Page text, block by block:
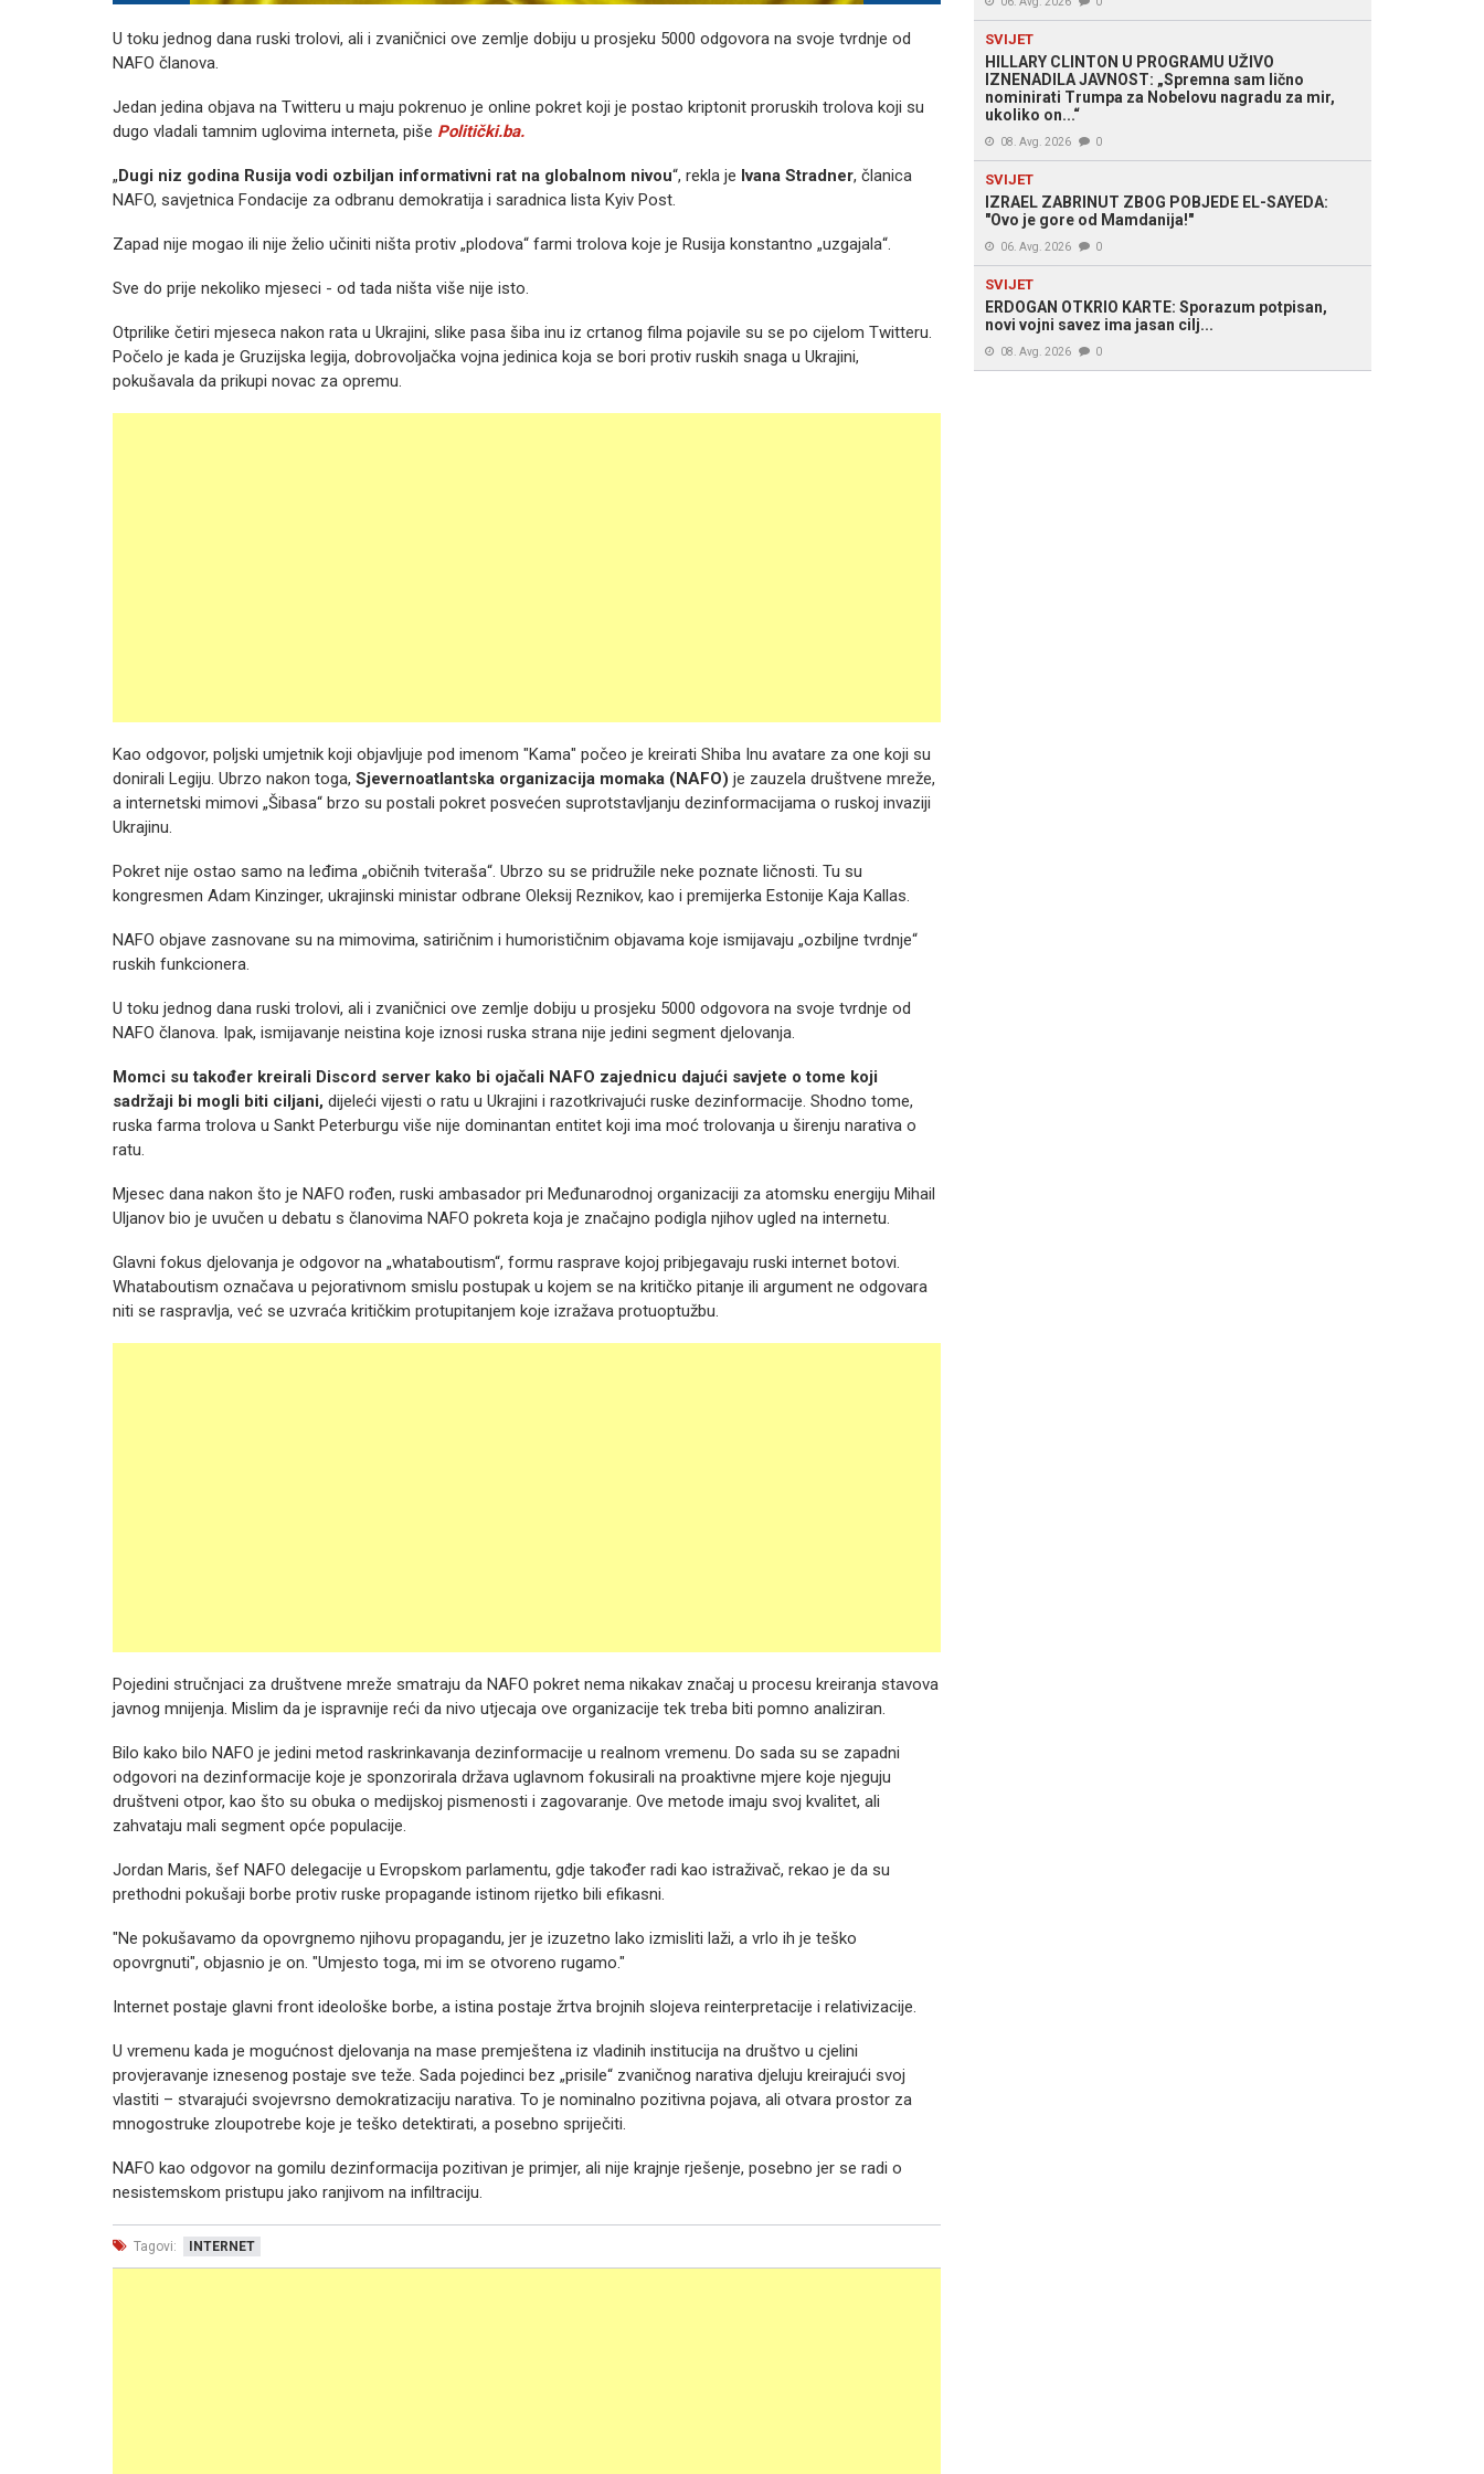
U toku jednog dana ruski trolovi, ali i zvaničnici ove zemlje dobiju u prosjeku 5000 odgovora na svoje tvrdnje od
NAFO članova.
Jedan jedina objava na Twitteru u maju pokrenuo je online pokret koji je postao kriptonit proruskih trolova koji su
dugo vladali tamnim uglovima interneta, piše Politički.ba.
„Dugi niz godina Rusija vodi ozbiljan informativni rat na globalnom nivou“, rekla je Ivana Stradner, članica
NAFO, savjetnica Fondacije za odbranu demokratija i saradnica lista Kyiv Post.
Zapad nije mogao ili nije želio učiniti ništa protiv „plodova“ farmi trolova koje je Rusija konstantno „uzgajala“.
Sve do prije nekoliko mjeseci - od tada ništa više nije isto.
Otprilike četiri mjeseca nakon rata u Ukrajini, slike pasa šiba inu iz crtanog filma pojavile su se po cijelom Twitteru.
Počelo je kada je Gruzijska legija, dobrovoljačka vojna jedinica koja se bori protiv ruskih snaga u Ukrajini,
pokušavala da prikupi novac za opremu.
Kao odgovor, poljski umjetnik koji objavljuje pod imenom "Kama" počeo je kreirati Shiba Inu avatare za one koji su
donirali Legiju. Ubrzo nakon toga, Sjevernoatlantska organizacija momaka (NAFO) je zauzela društvene mreže,
a internetski mimovi „Šibasa“ brzo su postali pokret posvećen suprotstavljanju dezinformacijama o ruskoj invaziji
Ukrajinu.
Pokret nije ostao samo na leđima „običnih tviteraša“. Ubrzo su se pridružile neke poznate ličnosti. Tu su
kongresmen Adam Kinzinger, ukrajinski ministar odbrane Oleksij Reznikov, kao i premijerka Estonije Kaja Kallas.
NAFO objave zasnovane su na mimovima, satiričnim i humorističnim objavama koje ismijavaju „ozbiljne tvrdnje“
ruskih funkcionera.
U toku jednog dana ruski trolovi, ali i zvaničnici ove zemlje dobiju u prosjeku 5000 odgovora na svoje tvrdnje od
NAFO članova. Ipak, ismijavanje neistina koje iznosi ruska strana nije jedini segment djelovanja.
Momci su također kreirali Discord server kako bi ojačali NAFO zajednicu dajući savjete o tome koji
sadržaji bi mogli biti ciljani, dijeleći vijesti o ratu u Ukrajini i razotkrivajući ruske dezinformacije. Shodno tome,
ruska farma trolova u Sankt Peterburgu više nije dominantan entitet koji ima moć trolovanja u širenju narativa o
ratu.
Mjesec dana nakon što je NAFO rođen, ruski ambasador pri Međunarodnoj organizaciji za atomsku energiju Mihail
Uljanov bio je uvučen u debatu s članovima NAFO pokreta koja je značajno podigla njihov ugled na internetu.
Glavni fokus djelovanja je odgovor na „whataboutism“, formu rasprave kojoj pribjegavaju ruski internet botovi.
Whataboutism označava u pejorativnom smislu postupak u kojem se na kritičko pitanje ili argument ne odgovara
niti se raspravlja, već se uzvraća kritičkim protupitanjem koje izražava protuoptužbu.
Pojedini stručnjaci za društvene mreže smatraju da NAFO pokret nema nikakav značaj u procesu kreiranja stavova
javnog mnijenja. Mislim da je ispravnije reći da nivo utjecaja ove organizacije tek treba biti pomno analiziran.
Bilo kako bilo NAFO je jedini metod raskrinkavanja dezinformacije u realnom vremenu. Do sada su se zapadni
odgovori na dezinformacije koje je sponzorirala država uglavnom fokusirali na proaktivne mjere koje njeguju
društveni otpor, kao što su obuka o medijskoj pismenosti i zagovaranje. Ove metode imaju svoj kvalitet, ali
zahvataju mali segment opće populacije.
Jordan Maris, šef NAFO delegacije u Evropskom parlamentu, gdje također radi kao istraživač, rekao je da su
prethodni pokušaji borbe protiv ruske propagande istinom rijetko bili efikasni.
"Ne pokušavamo da opovrgnemo njihovu propagandu, jer je izuzetno lako izmisliti laži, a vrlo ih je teško
opovrgnuti", objasnio je on. "Umjesto toga, mi im se otvoreno rugamo."
Internet postaje glavni front ideološke borbe, a istina postaje žrtva brojnih slojeva reinterpretacije i relativizacije.
U vremenu kada je mogućnost djelovanja na mase premještena iz vladinih institucija na društvo u cjelini
provjeravanje iznesenog postaje sve teže. Sada pojedinci bez „prisile“ zvaničnog narativa djeluju kreirajući svoj
vlastiti – stvarajući svojevrsno demokratizaciju narativa. To je nominalno pozitivna pojava, ali otvara prostor za
mnogostruke zloupotrebe koje je teško detektirati, a posebno spriječiti.
NAFO kao odgovor na gomilu dezinformacija pozitivan je primjer, ali nije krajnje rješenje, posebno jer se radi o
nesistemskom pristupu jako ranjivom na infiltraciju.
Tagovi: INTERNET
SVIJET
HILLARY CLINTON U PROGRAMU UŽIVO
IZNENADILA JAVNOST: „Spremna sam lično
nominirati Trumpa za Nobelovu nagradu za mir,
ukoliko on...“
08. Avg. 2026 0
SVIJET
IZRAEL ZABRINUT ZBOG POBJEDE EL-SAYEDA:
"Ovo je gore od Mamdanija!"
06. Avg. 2026 0
SVIJET
ERDOGAN OTKRIO KARTE: Sporazum potpisan,
novi vojni savez ima jasan cilj...
08. Avg. 2026 0